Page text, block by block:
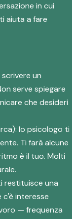
in cui
aiuta a fare
un
serve spiegare
che desideri
lo psicologo ti
Ti farà alcune
è il tuo. Molti
restituisce una
c'è interesse
— frequenza